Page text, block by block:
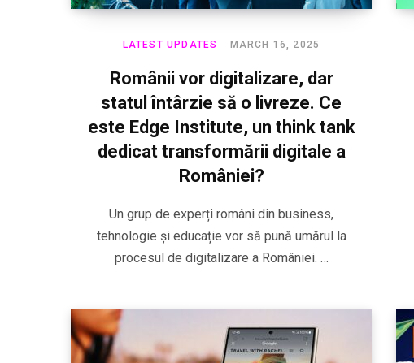
LATEST UPDATES MARCH 16, 2025
Românii vor digitalizare, dar
statul întârzie să o livreze. Ce
este Edge Institute, un think tank
dedicat transformării digitale a
României?
Un grup de experți români din business,
tehnologie și educație vor să pună umărul la
procesul de digitalizare a României. …